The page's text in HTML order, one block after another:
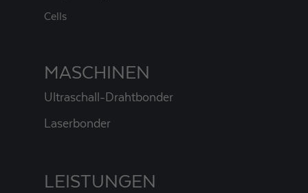
Cells
MASCHINEN
Ultraschall-Drahtbonder
Laserbonder
LEISTUNGEN